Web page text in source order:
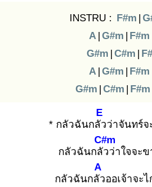
INSTRU : F#m |
A | G#m | F#m
G#m | C#m |
A | G#m | F#m
G#m | C#m | F#m
* กลัวฉันกลัว
E
ว่าจันทร์จ
กลัวฉันกลัว
C#m
ว่าใจจะข
กลัวฉันกลัว
A
ออเจ้าจะ